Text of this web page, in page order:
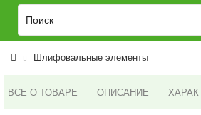
Шлифовальные элементы
ВСЕ О ТОВАРЕ ОПИСАНИЕ